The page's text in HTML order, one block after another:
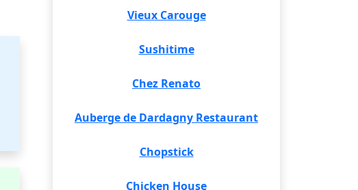
Vieux Carouge
Sushitime
Chez Renato
Auberge de Dardagny Restaurant
Chopstick
Chicken House